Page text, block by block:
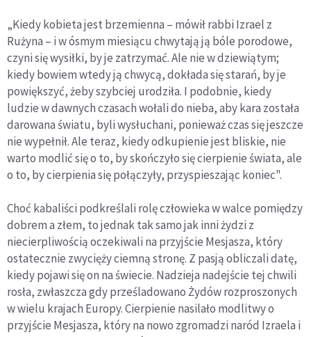
„Kiedy kobieta jest brzemienna – mówił rabbi Izrael z
Rużyna – i w ósmym miesiącu chwytają ją bóle porodowe,
czyni się wysiłki, by je zatrzymać. Ale nie w dziewiątym;
kiedy bowiem wtedy ją chwycą, dokłada się starań, by je
powiększyć, żeby szybciej urodziła. I podobnie, kiedy
ludzie w dawnych czasach wołali do nieba, aby kara została
darowana światu, byli wysłuchani, ponieważ czas się jeszcze
nie wypełnił. Ale teraz, kiedy odkupienie jest bliskie, nie
warto modlić się o to, by skończyło się cierpienie świata, ale
o to, by cierpienia się połączyły, przyspieszając koniec".
Choć kabaliści podkreślali rolę człowieka w walce pomiędzy
dobrem a złem, to jednak tak samo jak inni żydzi z
niecierpliwością oczekiwali na przyjście Mesjasza, który
ostatecznie zwycięży ciemną stronę. Z pasją obliczali datę,
kiedy pojawi się on na świecie. Nadzieja nadejście tej chwili
rosła, zwłaszcza gdy prześladowano Żydów rozproszonych
w wielu krajach Europy. Cierpienie nasilało modlitwy o
przyjście Mesjasza, który na nowo zgromadzi naród Izraela i